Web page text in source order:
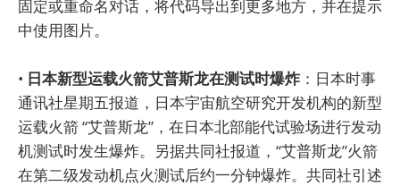
固定或重命名对话，将代码导出到更多地方，并在提示
中使用图片。
• 日本新型运载火箭艾普斯龙在测试时爆炸：日本时事
通讯社星期五报道，日本宇宙航空研究开发机构的新型
运载火箭 “艾普斯龙”，在日本北部能代试验场进行发动
机测试时发生爆炸。另据共同社报道，“艾普斯龙”火箭
在第二级发动机点火测试后约一分钟爆炸。共同社引述